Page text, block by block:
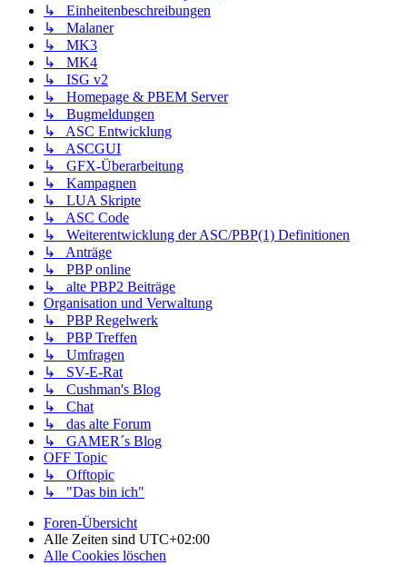
↳ Einheitenbeschreibungen
↳ Malaner
↳ MK3
↳ MK4
↳ ISG v2
↳ Homepage & PBEM Server
↳ Bugmeldungen
↳ ASC Entwicklung
↳ ASCGUI
↳ GFX-Überarbeitung
↳ Kampagnen
↳ LUA Skripte
↳ ASC Code
↳ Weiterentwicklung der ASC/PBP(1) Definitionen
↳ Anträge
↳ PBP online
↳ alte PBP2 Beiträge
Organisation und Verwaltung
↳ PBP Regelwerk
↳ PBP Treffen
↳ Umfragen
↳ SV-E-Rat
↳ Cushman's Blog
↳ Chat
↳ das alte Forum
↳ GAMER´s Blog
OFF Topic
↳ Offtopic
↳ "Das bin ich"
Foren-Übersicht
Alle Zeiten sind UTC+02:00
Alle Cookies löschen